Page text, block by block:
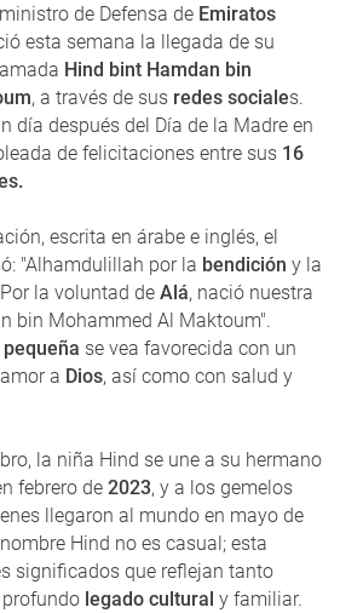
de Defensa de Emiratos
esta semana la llegada de su
Hind bint Hamdan bin
, a través de sus redes sociales.
día después del Día de la Madre en
de felicitaciones entre sus 16
escrita en árabe e inglés, el
"Alhamdulillah por la bendición y la
la voluntad de Alá, nació nuestra
bin Mohammed Al Maktoum".
pequeña se vea favorecida con un
a Dios, así como con salud y
la niña Hind se une a su hermano
febrero de 2023, y a los gemelos
llegaron al mundo en mayo de
Hind no es casual; esta
significados que reflejan tanto
legado cultural y familiar.